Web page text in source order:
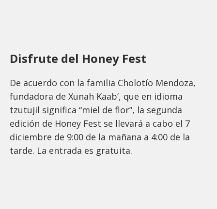
Disfrute del Honey Fest
De acuerdo con la familia Cholotío Mendoza,
fundadora de Xunah Kaab’, que en idioma
tzutujil significa “miel de flor”, la segunda
edición de Honey Fest se llevará a cabo el 7
diciembre de 9:00 de la mañana a 4:00 de la
tarde. La entrada es gratuita.